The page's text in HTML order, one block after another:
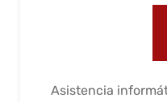
Asistencia